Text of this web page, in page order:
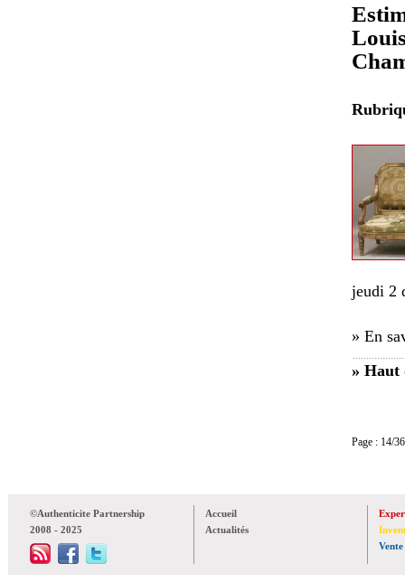
jeudi 2
» En
» Haut
Page :
©Authenticite Partnership
2008 - 2025
Accueil
Actualités
Vente